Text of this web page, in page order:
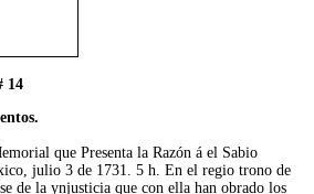
14
que Presenta la Razón á el Sabio
julio 3 de 1731. 5 h. En el regio trono de
de la ynjusticia que con ella han obrado los